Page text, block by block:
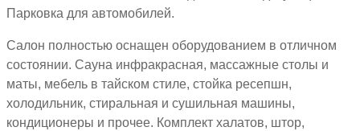
Парковка для автомобилей.
Салон полностью оснащен оборудованием в отличном
состоянии. Сауна инфракрасная, массажные столы и
маты, мебель в тайском стиле, стойка ресепшн,
холодильник, стиральная и сушильная машины,
кондиционеры и прочее. Комплект халатов, штор,